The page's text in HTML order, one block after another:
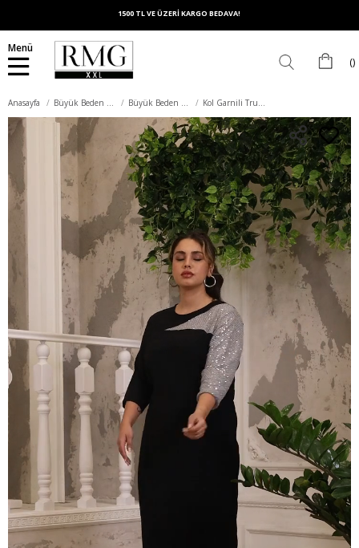
1500 TL VE ÜZERİ KARGO BEDAVA!
Menü
Anasayfa Büyük Beden Elbise Büyük Beden Abiye Elbise Kol Garnili Truvakar Kol Büyük Beden Siyah Elbise